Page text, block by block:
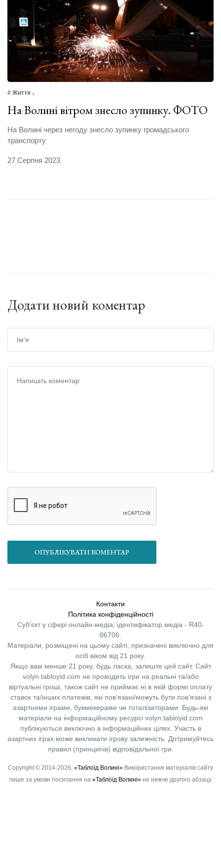
# Життя
На Волині вітром знесло зупинку. ФОТО
На Волині через негоду знесло зупинку громадського
транспорту
27 Серпня 2023
Додати новий коментар
ОПУБЛІКУВАТИ КОМЕНТАР
Контакти
Політика конфіденційності
Суб'єкт у сфері онлайн-медіа; ідентифікатор медіа - R40-
06706.
Матеріали, розміщені на цьому сайті, призначені виключно для
осіб віком від 21 року.
Якщо вам менше 21 року, будь ласка, залиште цей сайт. Сайт
volyn.tabloyid.com не проводить ігри на реальні та/або
віртуальні гроші, також сайт не приймає ні в якій формі оплату
ставок та/інших платежів, які пов’язані/можуть бути пов’язані з
азартними іграми, букмекерами чи тоталізаторами. Будь-які
матеріали на інформаційному ресурсі volyn.tabloyid.com
публікуються виключно в інформаційних цілях. Участь в
азартних іграх може викликати ігрову залежність. Дотримуйтесь
правил (принципів) відповідальної гри.
Copyright © 2014-2026, «Таблоїд Волині» Використання матеріалів сайту
лише за умови посилання на «Таблоїд Волині»не нижче другого абзацу.